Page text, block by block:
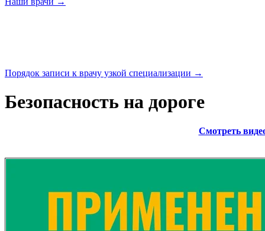
Порядок записи к врачу узкой специализации →
Безопасность на дороге
Смотреть